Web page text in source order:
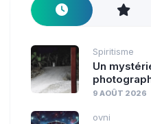
Spiritisme
Un
9 AOÛT 2026
ovni